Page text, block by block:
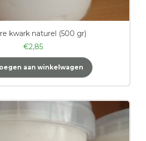
kwark naturel (500 gr)
€2,85
aan winkelwagen